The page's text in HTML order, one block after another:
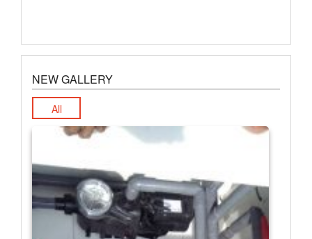
NEW GALLERY
All